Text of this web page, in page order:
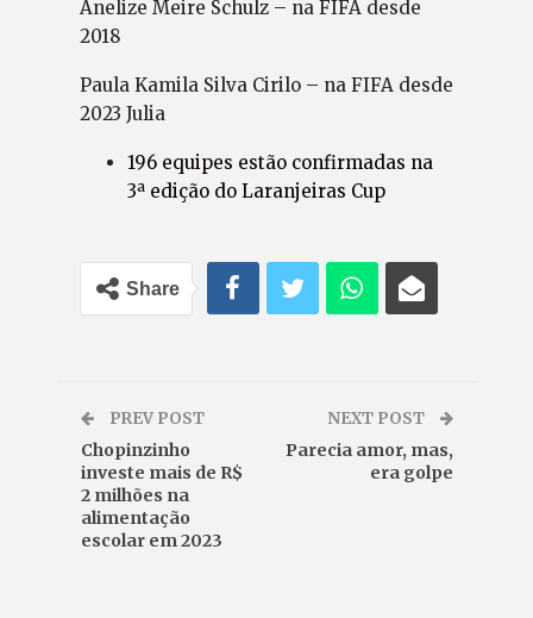
Anelize Meire Schulz – na FIFA desde
2018
Paula Kamila Silva Cirilo – na FIFA desde
2023 Julia
196 equipes estão confirmadas na
3ª edição do Laranjeiras Cup
Share
PREV POST
Chopinzinho
investe mais de R$
2 milhões na
alimentação
escolar em 2023
NEXT POST
Parecia amor, mas,
era golpe